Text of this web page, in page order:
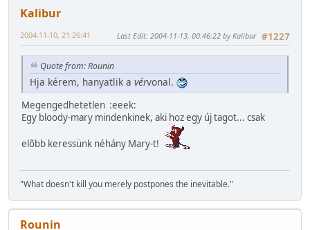
Kalibur
#1227
2004-11-10, 21:26:41 Last Edit: 2004-11-13, 00:46:22 by Kalibur
Quote from: Rounin
Hja kérem, hanyatlik a vérvonal.
Megengedhetetlen :eeek:
Egy bloody-mary mindenkinek, aki hoz egy új tagot... csak
elõbb keressünk néhány Mary-t!
"What doesn't kill you merely postpones the inevitable."
Rounin